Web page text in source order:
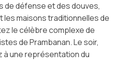
de défense et des douves,
les maisons traditionnelles de
le célèbre complexe de
de Prambanan. Le soir,
à une représentation du